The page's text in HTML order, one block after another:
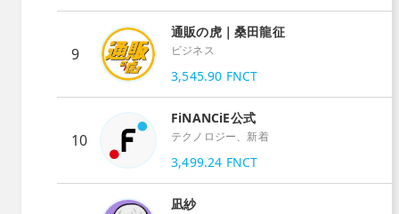
9
通販の虎｜桑田龍征
ビジネス
3,545.90 FNCT
10
FiNANCiE公式
テクノロジー、新着
3,499.24 FNCT
凪紗